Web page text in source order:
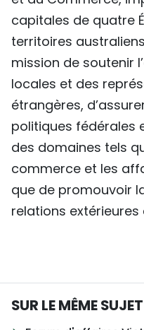
capitales de quatre
territoires
mission de soutenir
locales et des
étrangères,
politiques fédérales
des domaines tels
commerce et les
que de promouvoir
relations extérieures
SUR LE MÊME SUJET